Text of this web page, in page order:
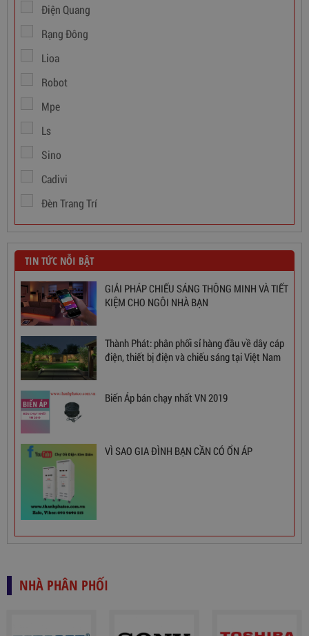
Dây Cáp Điện 1 Ruột Cadivi CV 1,5
346,000đ
Ổn Áp 1 Pha SH 5000 II NEW 2020
3,380,000đ
Điện Quang
Rạng Đông
Lioa
Robot
Mpe
Ls
Sino
Cadivi
Đèn Trang Trí
TIN TỨC NỖI BẬT
GIẢI PHÁP CHIẾU SÁNG THÔNG MINH VÀ TIẾT
KIỆM CHO NGÔI NHÀ BẠN
Thành Phát: phân phối sỉ hàng đầu về dây cáp
điện, thiết bị điện và chiếu sáng tại Việt Nam
Biến Áp bán chạy nhất VN 2019
VÌ SAO GIA ĐÌNH BẠN CẦN CÓ ỔN ÁP
NHÀ PHÂN PHỐI